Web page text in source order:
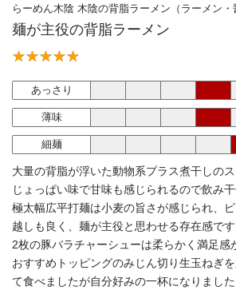
らーめん木陰 木陰の背脂ラーメン（ラーメン・
麺が主役の背脂ラーメン
あっさり
薄味
細麺
大量の背脂が浮いた動物系プラス煮干しの
じょっぱい味で甘味も感じられるので飲み干
極太幅広平打麺は小麦の旨さが感じられ、
越しも良く、麺が主役と思わせる存在感です
2枚の豚バラチャーシューは柔らかく満足感
おすすめトッピングのみじん切り生玉ねぎ
て食べましたが自分好みの一杯になりました